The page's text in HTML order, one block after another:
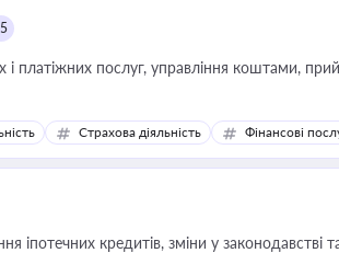
приймання платежів та дотримання
Страхова діяльність Фінансові
іпотечних кредитів, зміни у законодавстві